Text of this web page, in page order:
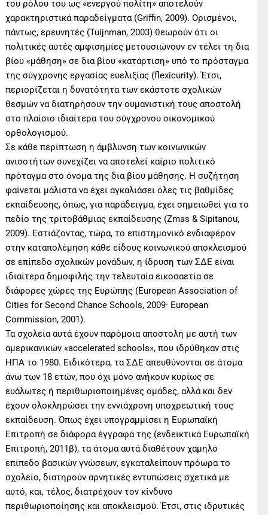
του ρόλου του ως «ενεργού πολίτη» αποτελούν
χαρακτηριστικά παραδείγματα (Griffin, 2009). Ορισμένοι,
πάντως, ερευνητές (Tuijnman, 2003) θεωρούν ότι οι
πολιτικές αυτές αμφισημίες μετουσιώνουν εν τέλει τη δια
βίου «μάθηση» σε δια βίου «κατάρτιση» υπό το πρόσταγμα
της σύγχρονης εργασίας ευελιξίας (flexicurity). Έτσι,
περιορίζεται η δυνατότητα των εκάστοτε σχολικών
θεσμών να διατηρήσουν την ουμανιστική τους αποστολή
στο πλαίσιο ιδιαίτερα του σύγχρονου οικονομικού
ορθολογισμού.
Σε κάθε περίπτωση η άμβλυνση των κοινωνικών
ανισοτήτων συνεχίζει να αποτελεί καίριο πολιτικό
πρόταγμα στο όνομα της δια βίου μάθησης. Η συζήτηση
φαίνεται μάλιστα να έχει αγκαλιάσει όλες τις βαθμίδες
εκπαίδευσης, όπως, για παράδειγμα, έχει σημειωθεί για το
πεδίο της τριτοβάθμιας εκπαίδευσης (Zmas & Sipitanou,
2009). Εστιάζοντας, τώρα, το επιστημονικό ενδιαφέρον
στην καταπολέμηση κάθε είδους κοινωνικού αποκλεισμού
σε επίπεδο σχολικών μονάδων, η ίδρυση των ΣΔΕ είναι
ιδιαίτερα δημοφιλής την τελευταία εικοσαετία σε
διάφορες χώρες της Ευρώπης (European Association of
Cities for Second Chance Schools, 2009· European
Commission, 2001).
Τα σχολεία αυτά έχουν παρόμοια αποστολή με αυτή των
αμερικανικών «accelerated schools», που ιδρύθηκαν στις
ΗΠΑ το 1980. Ειδικότερα, τα ΣΔΕ απευθύνονται σε άτομα
άνω των 18 ετών, που όχι μόνο ανήκουν κυρίως σε
ευάλωτες ή περιθωριοποιημένες ομάδες, αλλά και δεν
έχουν ολοκληρώσει την εννιάχρονη υποχρεωτική τους
εκπαίδευση. Όπως έχει υπογραμμίσει η Ευρωπαϊκή
Επιτροπή σε διάφορα έγγραφά της (ενδεικτικά Ευρωπαϊκή
Επιτροπή, 2011β), τα άτομα αυτά διαθέτουν χαμηλό
επίπεδο βασικών γνώσεων, εγκαταλείπουν πρόωρα το
σχολείο, διατηρούν αρνητικές εντυπώσεις σχετικά με
αυτό, και, τέλος, διατρέχουν τον κίνδυνο
περιθωριοποίησης και αποκλεισμού. Έτσι, στις ιδρυτικές